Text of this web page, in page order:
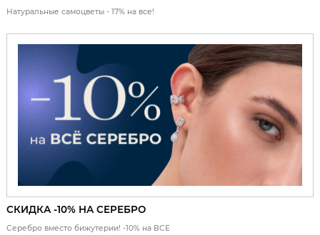
Натуральные самоцветы - 17% на все!
СКИДКА -10% НА СЕРЕБРО
Серебро вместо бижутерии! -10% на ВСЕ